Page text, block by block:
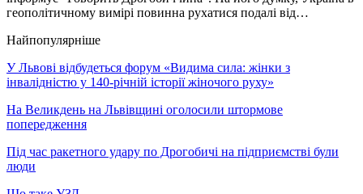
геополітичному вимірі повинна рухатися подалі від…
Найпопулярніше
У Львові відбудеться форум «Видима сила: жінки з
інвалідністю у 140-річній історії жіночого руху»
На Великдень на Львівщині оголосили штормове
попередження
Під час ракетного удару по Дрогобичі на підприємстві були
люди